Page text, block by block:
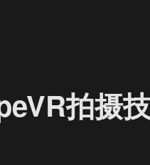
拍摄